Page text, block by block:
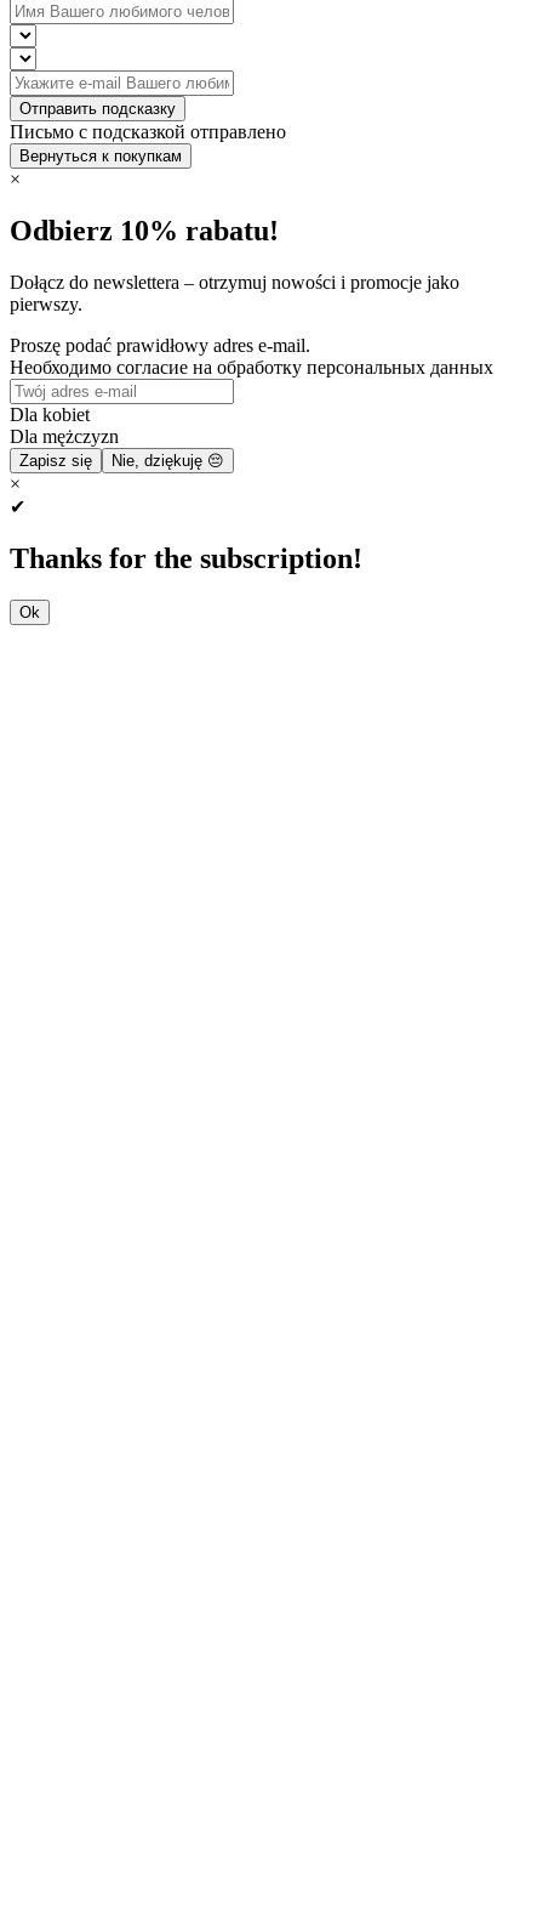
Отправить подсказку
Письмо с подсказкой отправлено
Вернуться к покупкам
×
Odbierz 10% rabatu!
Dołącz do newslettera – otrzymuj nowości i promocje jako
pierwszy.
Proszę podać prawidłowy adres e-mail.
Необходимо согласие на обработку персональных данных
Dla kobiet
Dla mężczyzn
Zapisz się Nie, dziękuję 😔
×
✔
Thanks for the subscription!
Ok